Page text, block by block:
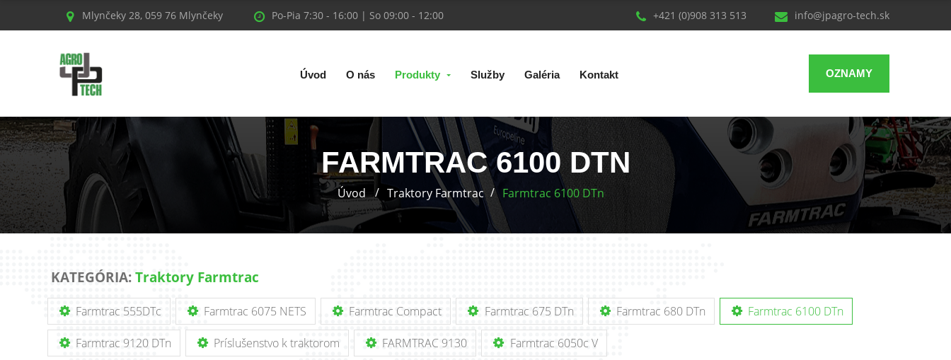
Mlynčeky 28, 059 76 Mlynčeky Po-Pia 7:30 - 16:00 | So 09:00 - 12:00 +421 (0)908 313 513 info@jpagro-tech.sk
Úvod O nás Produkty Služby Galéria Kontakt OZNAMY
FARMTRAC 6100 DTN
Úvod Traktory Farmtrac Farmtrac 6100 DTn
KATEGÓRIA: Traktory Farmtrac
Farmtrac 555DTc Farmtrac 6075 NETS Farmtrac Compact Farmtrac 675 DTn Farmtrac 680 DTn Farmtrac 6100 DTn
Farmtrac 9120 DTn Príslušenstvo k traktorom FARMTRAC 9130 Farmtrac 6050c V